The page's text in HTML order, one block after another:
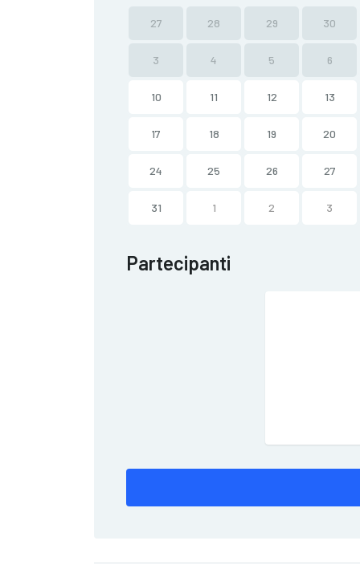
27 28 29 30
3 4 5 6
10 11 12 13
17 18 19 20
24 25 26 27
31 1 2 3
Partecipanti